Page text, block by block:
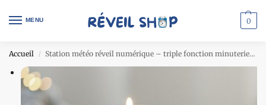
MENU 0
Accueil / Station météo réveil numérique – triple fonction minuterie compte à rebours – coque noir & affichage rouge